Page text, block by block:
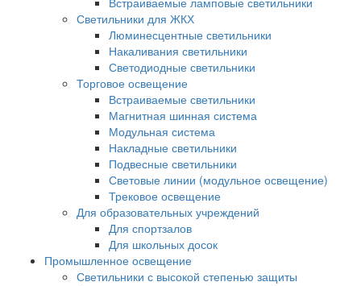
Светильники для ЖКХ
Люминесцентные светильники
Накаливания светильники
Светодиодные светильники
Торговое освещение
Встраиваемые светильники
Магнитная шинная система
Модульная система
Накладные светильники
Подвесные светильники
Световые линии (модульное освещение)
Трековое освещение
Для образовательных учреждений
Для спортзалов
Для школьных досок
Промышленное освещение
Светильники с высокой степенью защиты